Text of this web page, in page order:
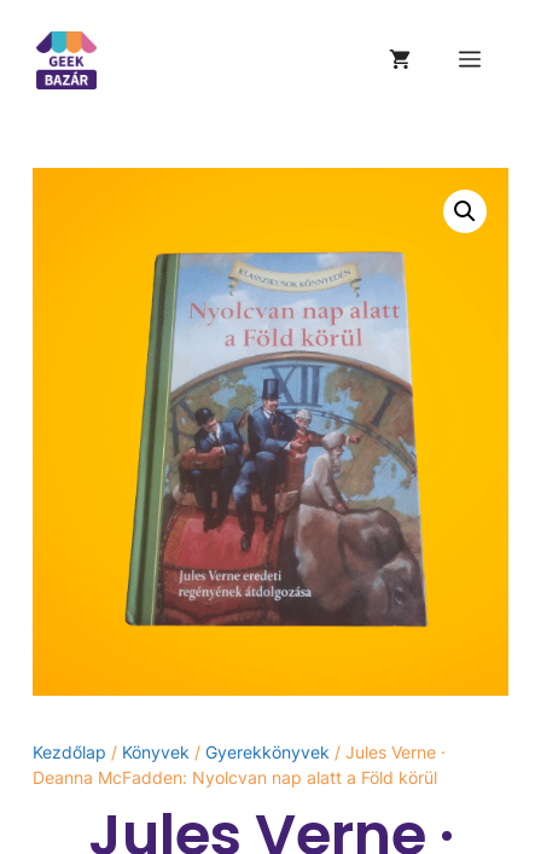
Kezdőlap / Könyvek / Gyerekkönyvek / Jules Verne ·
Deanna McFadden: Nyolcvan nap alatt a Föld körül
Jules Verne ·